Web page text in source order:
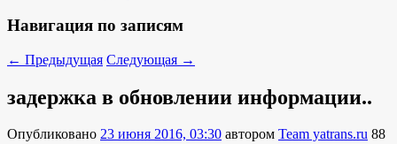
Навигация по записям
← Предыдущая Следующая →
задержка в обновлении информации..
Опубликовано 23 июня 2016, 03:30 автором Team yatrans.ru 88